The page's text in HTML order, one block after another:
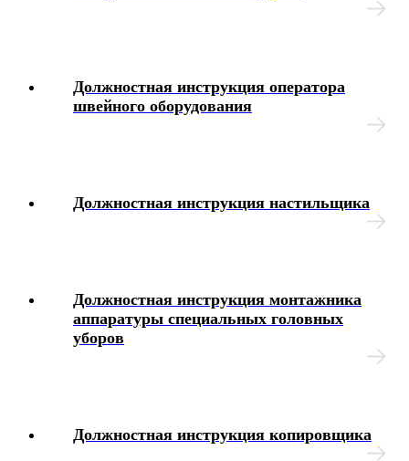
Должностная инструкция оператора
швейного оборудования
Должностная инструкция настильщика
Должностная инструкция монтажника
аппаратуры специальных головных
уборов
Должностная инструкция копировщика